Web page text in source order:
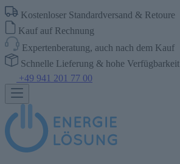
Kostenloser Standardversand & Retoure
Kauf auf Rechnung
Expertenberatung, auch nach dem Kauf
Schnelle Lieferung & hohe Verfügbarkeit
+49 941 201 77 00